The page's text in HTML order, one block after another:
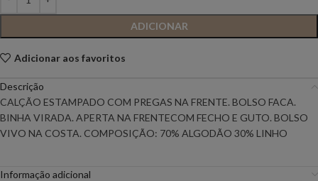
ADICIONAR
Adicionar aos favoritos
Descrição
CALÇÃO ESTAMPADO COM PREGAS NA FRENTE. BOLSO FACA.
BINHA VIRADA. APERTA NA FRENTECOM FECHO E GUTO. BOLSO
VIVO NA COSTA. COMPOSIÇÃO: 70% ALGODÃO 30% LINHO
Informação adicional